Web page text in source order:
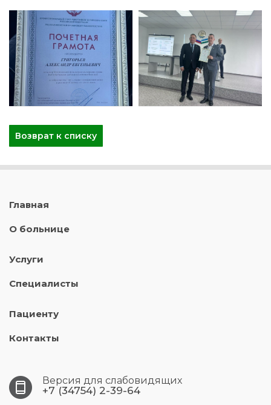
Возврат к списку
Главная
О больнице
Услуги
Специалисты
Пациенту
Контакты
Версия для слабовидящих
+7 (34754) 2-39-64